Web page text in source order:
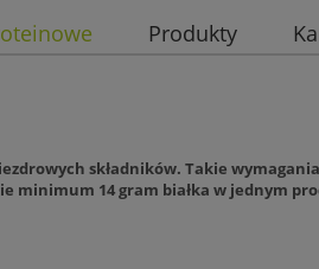
Produkty
składników. Takie
minimum 14 gram białka w jednym